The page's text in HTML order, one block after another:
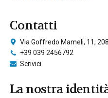
Contatti
Via Goffredo Mameli, 11,
+39 039 2456792
Scrivici
La nostra